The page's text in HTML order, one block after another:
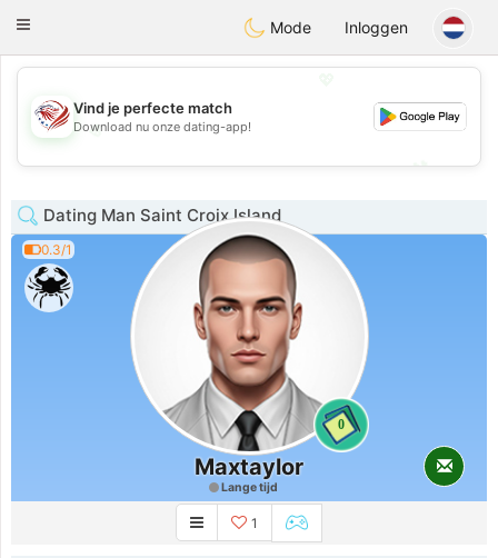
StatesDating
Toggle
Mode Inloggen
💖
💕
Vind je perfecte match
Download nu onze dating-app!
Dating Man Saint Croix Island
0.3/1
0
Maxtaylor
Lange tijd
1